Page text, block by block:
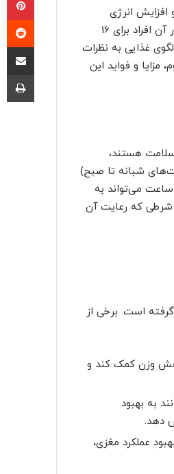
انرژی
یا رژیم گرسنگی زمان‌دار است که در آن افراد برای 16
ساعته غذا می‌خورند. این الگوی غذایی به نظرات
و فواید این
سلامت هستند،
روز (معمولاً شامل ساعت‌های شبانه تا صبح)
از خوردن هرگونه غذا خودداری می‌کنند و فقط در یک بازه زمانی 8 ساعته غذا می‌خورند. این 8 ساعت می‌تواند به
مختلف مانند 12 ظهر تا 8 شب باشد، به شرطی که رعایت آن
گرفته است. برخی از
وزن کمک کند و
به بهبود
عملکرد مغزی،
اشتراک